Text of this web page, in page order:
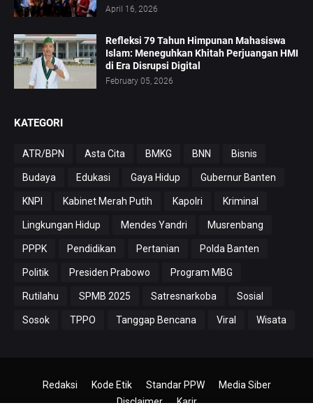
April 16, 2026
Refleksi 79 Tahun Himpunan Mahasiswa
Islam: Meneguhkan Khitah Perjuangan HMI
di Era Disrupsi Digital
February 05, 2026
KATEGORI
ATR/BPN Asta Cita BMKG BNN Bisnis
Budaya Edukasi Gaya Hidup Gubernur Banten
KNPI Kabinet Merah Putih Kapolri Kriminal
Lingkungan Hidup Mendes Yandri Musrenbang
PPPK Pendidikan Pertanian Polda Banten
Politik Presiden Prabowo Program MBG
Rutilahu SPMB 2025 Satresnarkoba Sosial
Sosok TPPO Tanggap Bencana Viral Wisata
Redaksi Kode Etik Standar PPW
Media Siber
Disclaimer
Karir